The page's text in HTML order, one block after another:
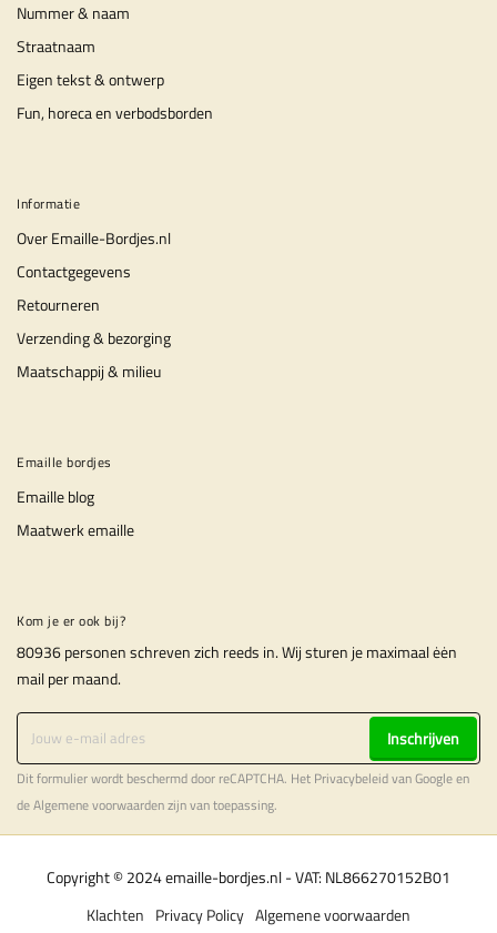
Nummer & naam
Straatnaam
Eigen tekst & ontwerp
Fun, horeca en verbodsborden
Informatie
Over Emaille-Bordjes.nl
Contactgegevens
Retourneren
Verzending & bezorging
Maatschappij & milieu
Emaille bordjes
Emaille blog
Maatwerk emaille
Kom je er ook bij?
80936 personen schreven zich reeds in. Wij sturen je maximaal ėėn
mail per maand.
Inschrijven
Dit formulier wordt beschermd door reCAPTCHA. Het Privacybeleidvan Google en
deAlgemene voorwaardenzijn van toepassing.
Copyright © 2024 emaille-bordjes.nl - VAT: NL866270152B01
Algemene voorwaarden
Privacy Policy
Klachten